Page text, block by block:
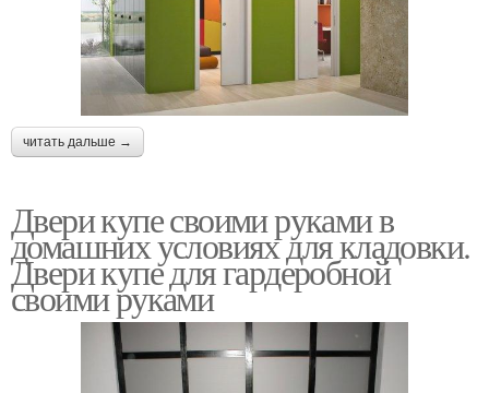
читать дальше →
Двери купе своими руками в
домашних условиях для кладовки.
Двери купе для гардеробной
своими руками